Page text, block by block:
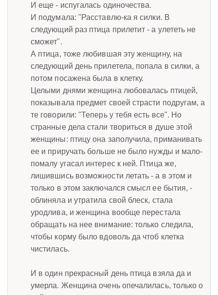
И еще - испугалась одиночества.
И подумала: "Расставлю-ка я силки. В
следующий раз птица прилетит - а улететь не
сможет".
А птица, тоже любившая эту женщину, на
следующий день прилетела, попала в силки, а
потом посажена была в клетку.
Целыми днями женщина любовалась птицей,
показывала предмет своей страсти подругам, а
те говорили: "Теперь у тебя есть все". Но
странные дела стали твориться в душе этой
женщины: птицу она заполучила, приманивать
ее и приручать больше не было нужды и мало-
помалу угасал интерес к ней. Птица же,
лишившись возможности летать - а в этом и
только в этом заключался смысл ее бытия, -
облиняла и утратила свой блеск, стала
уродлива, и женщина вообще перестала
обращать на нее внимание: только следила,
чтобы корму было вдоволь да чтоб клетка
чистилась.
И в один прекрасный день птица взяла да и
умерла. Женщина очень опечалилась, только о